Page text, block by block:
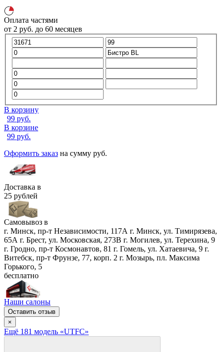
Оплата частями
от 2 руб. до 60 месяцев
В корзину
99 руб.
В корзине
99 руб.
Оформить заказ на сумму руб.
Доставка в
25 рублей
Самовывоз в
г. Минск, пр-т Независимости, 117А г. Минск, ул. Тимирязева,
65А г. Брест, ул. Московская, 273В г. Могилев, ул. Терехина, 9
г. Гродно, пр-т Космонавтов, 81 г. Гомель, ул. Хатаевича, 9 г.
Витебск, пр-т Фрунзе, 77, корп. 2 г. Мозырь, пл. Максима
Горького, 5
бесплатно
Наши салоны
Оставить отзыв
×
Ещё 181 модель «UTFC»